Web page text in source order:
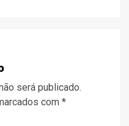
será publicado.
com *